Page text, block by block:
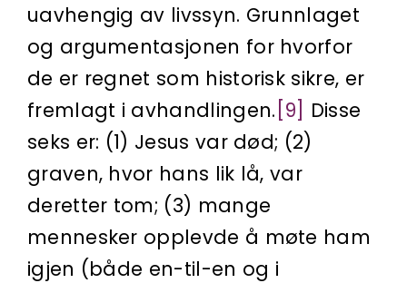
uavhengig av livssyn. Grunnlaget
og argumentasjonen for hvorfor
de er regnet som historisk sikre, er
fremlagt i avhandlingen. [9]
Disse
seks er: (1) Jesus var død; (2)
graven, hvor hans lik lå, var
deretter tom; (3) mange
mennesker opplevde å møte ham
igjen (både en-til-en og i